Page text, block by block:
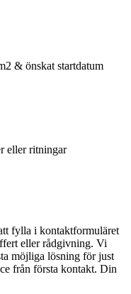
& önskat startdatum
eller ritningar
fylla i kontaktformuläret
eller rådgivning. Vi
möjliga lösning för just
från första kontakt. Din